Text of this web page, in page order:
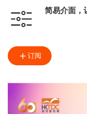
简易介面，
订阅